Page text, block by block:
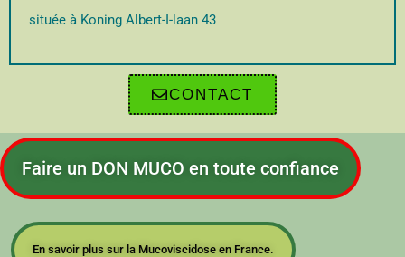
située à Koning Albert-I-laan 43
CONTACT
Faire un DON MUCO en toute confiance
En savoir plus sur la Mucoviscidose en France.